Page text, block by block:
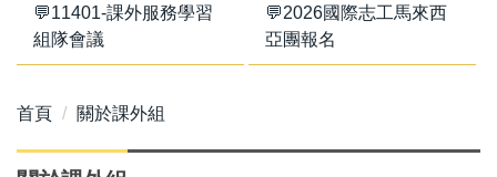
💬11401-課外服務學習
組隊會議
💬2026國際志工馬來西
亞團報名
首頁 關於課外組